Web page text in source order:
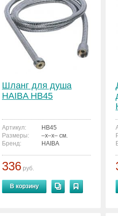
Шланг для душа
HAIBA HB45
Артикул:
HB45
Размеры:
–x–x– см.
Бренд:
HAIBA
336 руб.
В корзину